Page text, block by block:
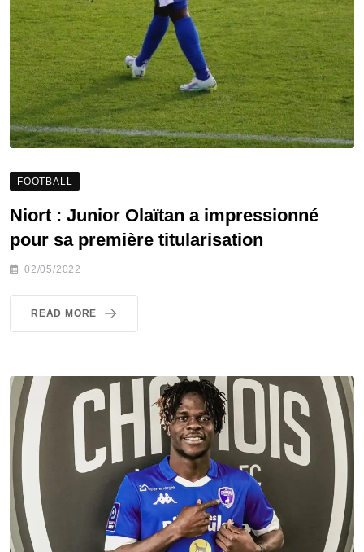
FOOTBALL
Niort : Junior Olaïtan a impressionné
pour sa première titularisation
02/05/2022
READ MORE